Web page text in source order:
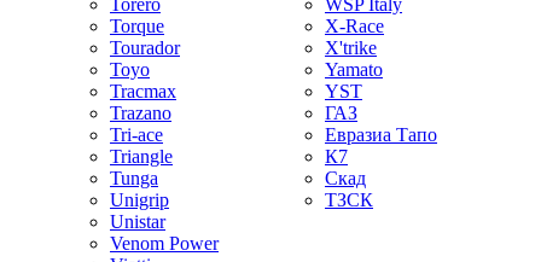
Torero
Torque
Tourador
Toyo
Tracmax
Trazano
Tri-ace
Triangle
Tunga
Unigrip
Unistar
Venom Power
WSP Italy
X-Race
X'trike
Yamato
YST
ГАЗ
Евразиа Тапо
К7
Скад
ТЗСК